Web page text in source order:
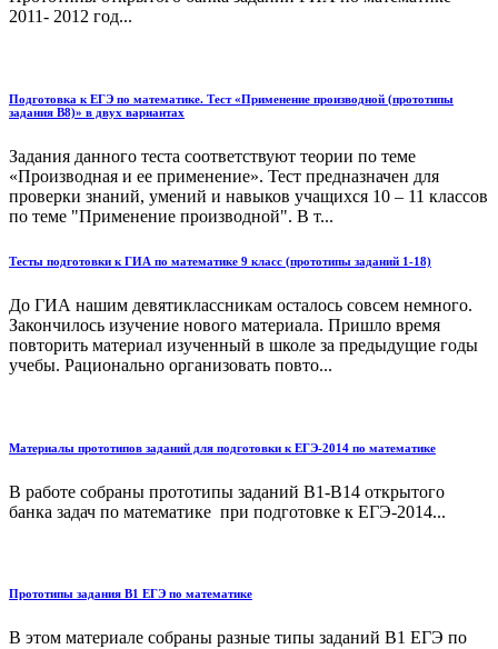
2011- 2012 год...
Подготовка к ЕГЭ по математике. Тест «Применение производной (прототипы
задания В8)» в двух вариантах
Задания данного теста соответствуют теории по теме
«Производная и ее применение». Тест предназначен для
проверки знаний, умений и навыков учащихся 10 – 11 классов
по теме "Применение производной". В т...
Тесты подготовки к ГИА по математике 9 класс (прототипы заданий 1-18)
До ГИА нашим девятиклассникам осталось совсем немного.
Закончилось изучение нового материала. Пришло время
повторить материал изученный в школе за предыдущие годы
учебы. Рационально организовать повто...
Материалы прототипов заданий для подготовки к ЕГЭ-2014 по математике
В работе собраны прототипы заданий В1-В14 открытого
банка задач по математике при подготовке к ЕГЭ-2014...
Прототипы задания В1 ЕГЭ по математике
В этом материале собраны разные типы заданий В1 ЕГЭ по